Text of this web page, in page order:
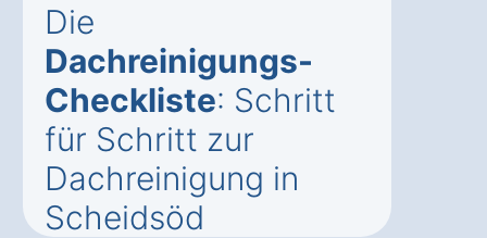
Die
Dachreinigungs-
Checkliste: Schritt
für Schritt zur
Dachreinigung in
Scheidsöd